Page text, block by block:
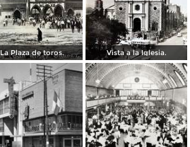
La Plaza de toros. Vista a la Iglesia.